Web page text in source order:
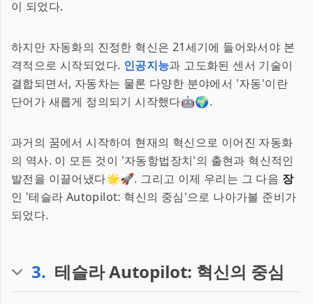
이 되었다.
하지만 자동화의 진정한 혁신은 21세기에 들어와서야 본
격적으로 시작되었다. 인공지능과 고도화된 센서 기술이
결합되면서, 자동차는 물론 다양한 분야에서 '자동'이란
단어가 새롭게 정의되기 시작했다🤖🌍.
과거의 꿈에서 시작하여 현재의 혁신으로 이어진 자동화
의 역사. 이 모든 것이 '자동항법장치'의 출현과 혁신적인
발전을 이끌어냈다🌟🚀. 그리고 이제 우리는 그 다음 장
인 '테슬라 Autopilot: 혁신의 중심'으로 나아가볼 준비가
되었다.
3. 테슬라 Autopilot: 혁신의 중심